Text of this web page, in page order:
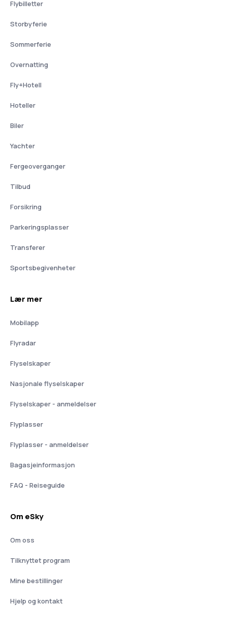
Flybilletter
Storbyferie
Sommerferie
Overnatting
Fly+Hotell
Hoteller
Biler
Yachter
Fergeoverganger
Tilbud
Forsikring
Parkeringsplasser
Transferer
Sportsbegivenheter
Lær mer
Mobilapp
Flyradar
Flyselskaper
Nasjonale flyselskaper
Flyselskaper - anmeldelser
Flyplasser
Flyplasser - anmeldelser
Bagasjeinformasjon
FAQ - Reiseguide
Om eSky
Om oss
Tilknyttet program
Mine bestillinger
Hjelp og kontakt